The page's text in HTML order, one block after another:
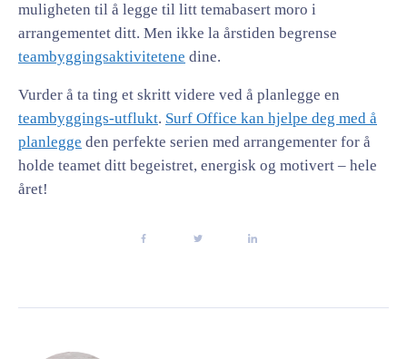
muligheten til å legge til litt temabasert moro i
arrangementet ditt. Men ikke la årstiden begrense
teambyggingsaktivitetene dine.
Vurder å ta ting et skritt videre ved å planlegge en
teambyggings-utflukt. Surf Office kan hjelpe deg med å
planlegge den perfekte serien med arrangementer for å
holde teamet ditt begeistret, energisk og motivert – hele
året!